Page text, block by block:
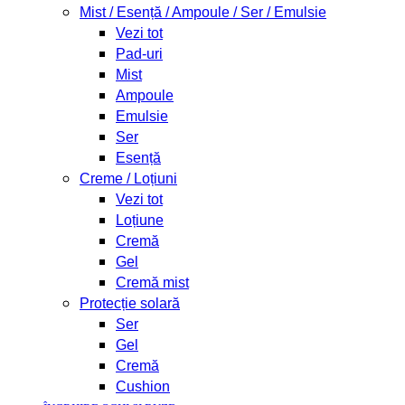
Mist / Esență / Ampoule / Ser / Emulsie
Vezi tot
Pad-uri
Mist
Ampoule
Emulsie
Ser
Esență
Creme / Loțiuni
Vezi tot
Loțiune
Cremă
Gel
Cremă mist
Protecție solară
Ser
Gel
Cremă
Cushion